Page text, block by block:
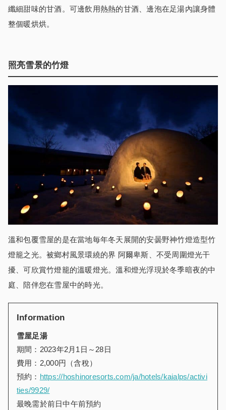
纖細甜味的甘酒。可邊飲用熱熱的甘酒、邊泡在足湯內讓身體
整個暖烘烘。
照亮雪景的竹燈
溫和包覆雪屋的是在當地毎年冬天展開的安曇野神竹燈造型竹
燈籠之光。被鄉村風景環繞的界 阿爾卑斯、不受周圍燈光干
擾、可欣賞竹燈籠的溫暖燈光。溫和燈光浮現於冬季暗夜的中
庭、陪伴您在雪屋中的時光。
Information
雪屋足湯
期間：2023年2月1日～28日
費用：2,000円（含稅）
預約： https://hoshinoresorts.com/ja/hotels/kaialps/activi
ties/9929/
最晚需於前日中午前預約